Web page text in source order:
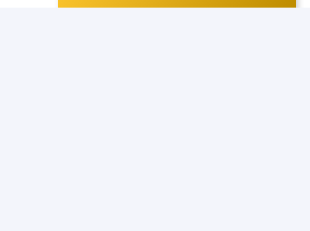
updateс 09:00 до 19:00